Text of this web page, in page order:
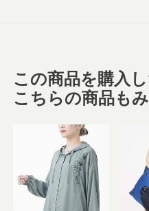
この商品を購入
こちらの商品も